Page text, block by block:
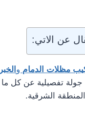
عن الاتي:
مظلات الدمام و الخبر
تفصيلية عن كل ما
الشرقية.